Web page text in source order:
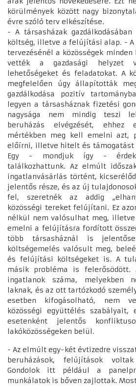
körülmények között nagy
évre szóló terv elkészítése.
- A társasházak
költség, illetve a felújítási alap. - A
tervezésénél a közösségek
vették a gazdasági helyzet
lehetőségeket és feladatokat. A
megfelelően úgy állapították
gazdálkodása pozitív
legyen a társasháznak fizetési
nagysága nem mindig teszi
beruházás elvégzését, ehhez
mértékben meg kell emelni azt,
előírni, illetve hitelt és támogatást
Egy - mondjuk így -
találkozhattunk. Az elmúlt
ingatlanvásárlás történt,
jelentős része, és az új
fel, szeretnék az addig
közösségi tereket felújítani. Ez
nélkül nem valósulhat meg,
emelni a felújításra fordított
több társasháznál is
költségemelés valósult meg,
és felújítási költségeket is. A
másik probléma is felerősödött.
ingatlanok száma, melyekben
laknak, és az ott tartózkodó
esetben kifogásolható, nem
közösségi együttélés szabályait,
esetenként jelentős
lakóközösségeken belül.
- Az elmúlt egy-két évtizedre
beruházások, felújítások
Gondolok itt például a
munkálatok is bőven zajlottak.